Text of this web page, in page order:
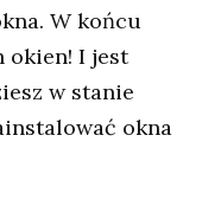
W końcu
okien! I jest
w stanie
okna